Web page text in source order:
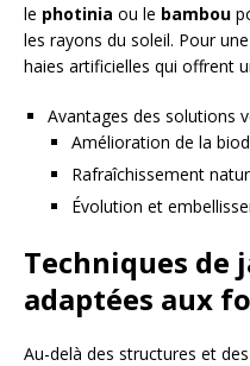
le photinia ou le bambou
les rayons du soleil. Pour
haies artificielles qui offrent
Avantages des solutions
Amélioration de la
Rafraîchissement
Évolution et
Techniques de
adaptées aux
Au-delà des structures et